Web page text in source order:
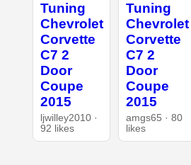
Tuning
Chevrolet
Corvette
C7 2
Door
Coupe
2015
ljwilley2010 ·
92 likes
Tuning
Chevrolet
Corvette
C7 2
Door
Coupe
2015
amgs65 · 80
likes